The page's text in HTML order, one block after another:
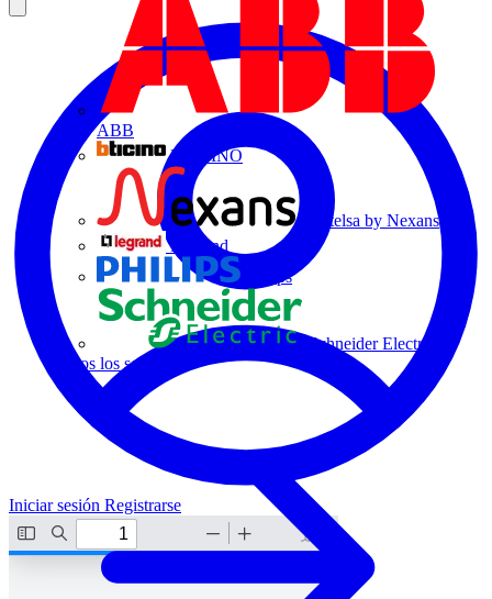
ABB
BTICINO
Centelsa by Nexans
Legrand
Philips
Schneider Electric
Todos los socios
Iniciar sesión Registrarse